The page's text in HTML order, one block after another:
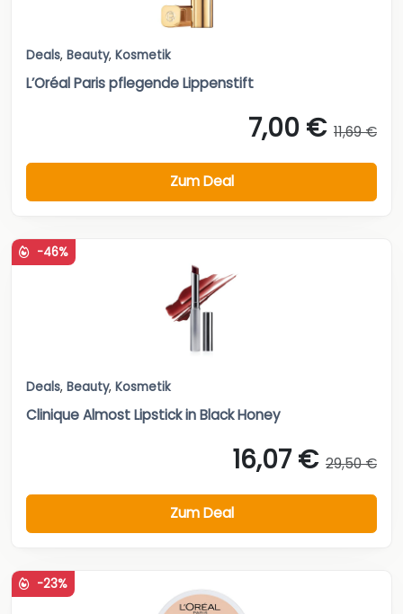
Deals, Beauty, Kosmetik
L’Oréal Paris pflegende Lippenstift
7,00 € 11,69 €
Zum Deal
-46%
Deals, Beauty, Kosmetik
Clinique Almost Lipstick in Black Honey
16,07 € 29,50 €
Zum Deal
-23%